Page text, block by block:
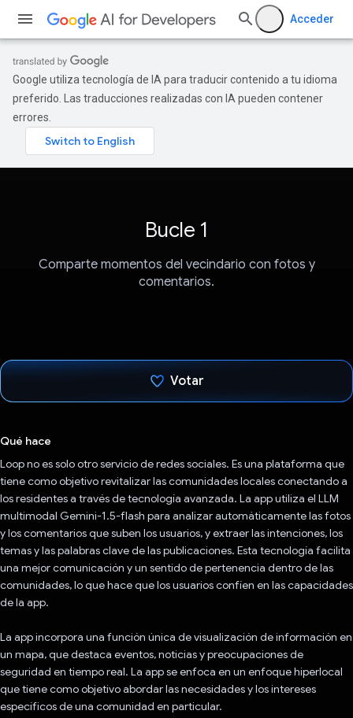
Acceder
Google utiliza tecnología de IA para traducir contenido a tu idioma
preferido. Las traducciones realizadas con IA pueden contener
errores.
Bucle 1
Comparte momentos del vecindario con fotos y
comentarios.
Votar
Qué hace
Loop no es solo otro servicio de redes sociales. Es una plataforma que
tiene como objetivo revitalizar las comunidades locales conectando a
los residentes a través de tecnología avanzada. La app utiliza el LLM
multimodal Gemini-1.5-flash para analizar automáticamente las fotos
y los comentarios que suben los usuarios, y extraer las intenciones, los
temas y las palabras clave de las publicaciones. Esta tecnología facilita
una mejor comunicación y un sentido de pertenencia dentro de las
comunidades, lo que hace que los usuarios confíen en las capacidades
de la app.
La app incorpora una función única de visualización de información en
un mapa, que destaca eventos, noticias y preocupaciones de
seguridad en tiempo real. La app se enfoca en un enfoque hiperlocal
que tiene como objetivo abordar las necesidades y los intereses
específicos de una comunidad en particular.